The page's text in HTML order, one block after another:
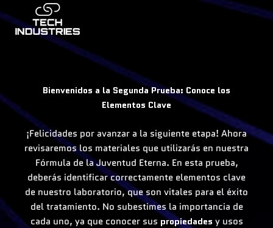
al
contenido
Bienvenidos a la Segunda Prueba: Conoce los
Elementos Clave
¡Felicidades por avanzar a la siguiente etapa! Ahora
revisaremos los materiales que utilizarás en nuestra
Fórmula de la Juventud Eterna. En esta prueba,
deberás identificar correctamente elementos clave
de nuestro laboratorio, que son vitales para el éxito
del tratamiento. No subestimes la importancia de
cada uno, ya que conocer sus propiedades y usos